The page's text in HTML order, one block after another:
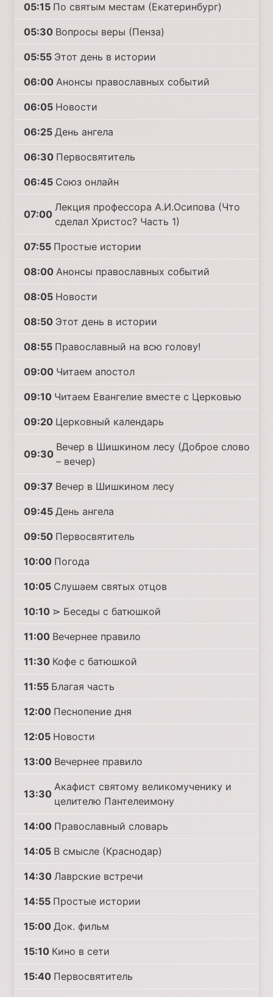
05:15 По святым местам (Екатеринбург)
05:30 Вопросы веры (Пенза)
05:55 Этот день в истории
06:00 Анонсы православных событий
06:05 Новости
06:25 День ангела
06:30 Первосвятитель
06:45 Союз онлайн
07:00
Лекция профессора А.И.Осипова (Что
сделал Христос? Часть 1)
07:55 Простые истории
08:00 Анонсы православных событий
08:05 Новости
08:50 Этот день в истории
08:55 Православный на всю голову!
09:00 Читаем апостол
09:10 Читаем Евангелие вместе с Церковью
09:20 Церковный календарь
09:30
Вечер в Шишкином лесу (Доброе слово
– вечер)
09:37 Вечер в Шишкином лесу
09:45 День ангела
09:50 Первосвятитель
10:00 Погода
10:05 Слушаем святых отцов
10:10 ⋗ Беседы с батюшкой
11:00 Вечернее правило
11:30 Кофе с батюшкой
11:55 Благая часть
12:00 Песнопение дня
12:05 Новости
13:00 Вечернее правило
13:30
Акафист святому великомученику и
целителю Пантелеимону
14:00 Православный словарь
14:05 В смысле (Краснодар)
14:30 Лаврские встречи
14:55 Простые истории
15:00 Док. фильм
15:10 Кино в сети
15:40 Первосвятитель